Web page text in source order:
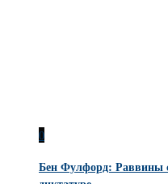
0
Бен Фулфорд: Раввины